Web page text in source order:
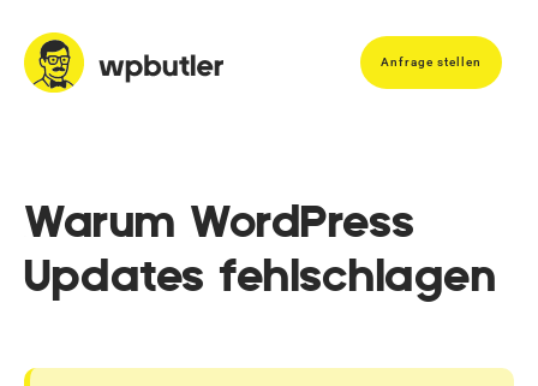
Anfrage stellen
Warum WordPress
Updates fehlschlagen